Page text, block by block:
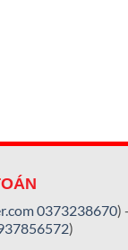
0373238670)
)